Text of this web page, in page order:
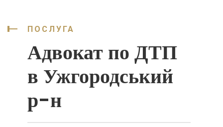
ПОСЛУГА
Адвокат по ДТП
в Ужгородський
р-н